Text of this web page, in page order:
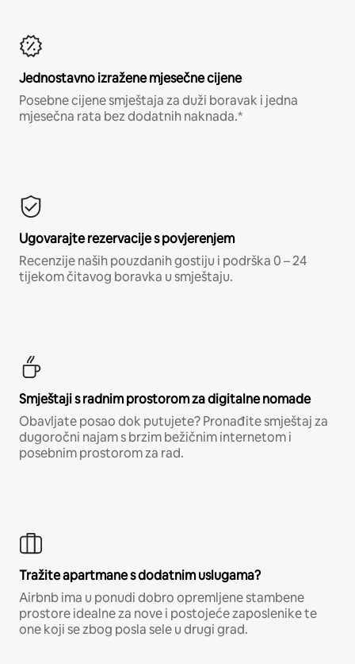
Jednostavno izražene mjesečne cijene
Posebne cijene smještaja za duži boravak i jedna
mjesečna rata bez dodatnih naknada.*
Ugovarajte rezervacije s povjerenjem
Recenzije naših pouzdanih gostiju i podrška 0 – 24
tijekom čitavog boravka u smještaju.
Smještaji s radnim prostorom za digitalne nomade
Obavljate posao dok putujete? Pronađite smještaj za
dugoročni najam s brzim bežičnim internetom i
posebnim prostorom za rad.
Tražite apartmane s dodatnim uslugama?
Airbnb ima u ponudi dobro opremljene stambene
prostore idealne za nove i postojeće zaposlenike te
one koji se zbog posla sele u drugi grad.